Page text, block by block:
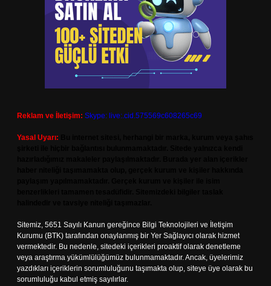
Reklam ve İletişim: Skype: live:.cid.575569c608265c69
Yasal Uyarı:
Sitemiz, 5651 Sayılı Kanun gereğince Bilgi Teknolojileri ve İletişim
Kurumu (BTK) tarafından onaylanmış bir Yer Sağlayıcı olarak hizmet
vermektedir. Bu nedenle, sitedeki içerikleri proaktif olarak denetleme
veya araştırma yükümlülüğümüz bulunmamaktadır. Ancak, üyelerimiz
yazdıkları içeriklerin sorumluluğunu taşımakta olup, siteye üye olarak bu
sorumluluğu kabul etmiş sayılırlar.